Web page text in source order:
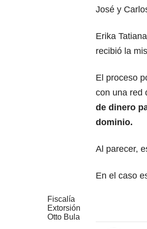
José y
Erika
recibió la
El proceso
con una red
de dinero
dominio.
Al parecer,
En el caso
Fiscalía
Extorsión
Otto Bula